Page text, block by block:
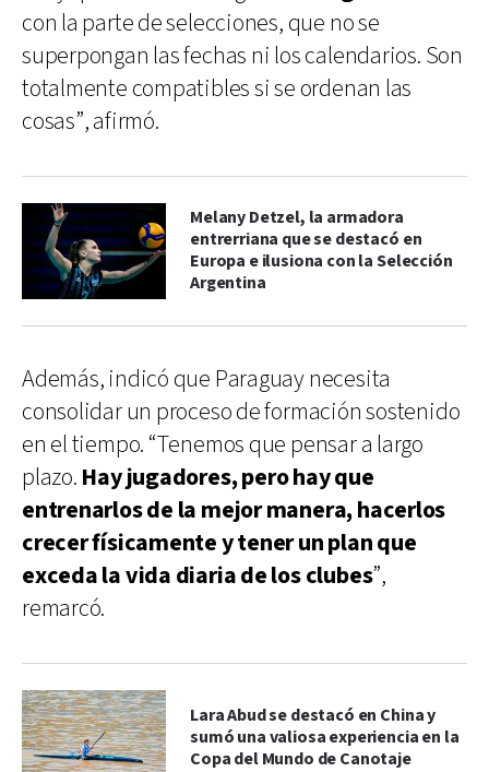
con la parte de selecciones, que no se
superpongan las fechas ni los calendarios. Son
totalmente compatibles si se ordenan las
cosas”, afirmó.
Melany Detzel, la armadora
entrerriana que se destacó en
Europa e ilusiona con la Selección
Argentina
Además, indicó que Paraguay necesita
consolidar un proceso de formación sostenido
en el tiempo. “Tenemos que pensar a largo
plazo. Hay jugadores, pero hay que
entrenarlos de la mejor manera, hacerlos
crecer físicamente y tener un plan que
exceda la vida diaria de los clubes”,
remarcó.
Lara Abud se destacó en China y
sumó una valiosa experiencia en la
Copa del Mundo de Canotaje